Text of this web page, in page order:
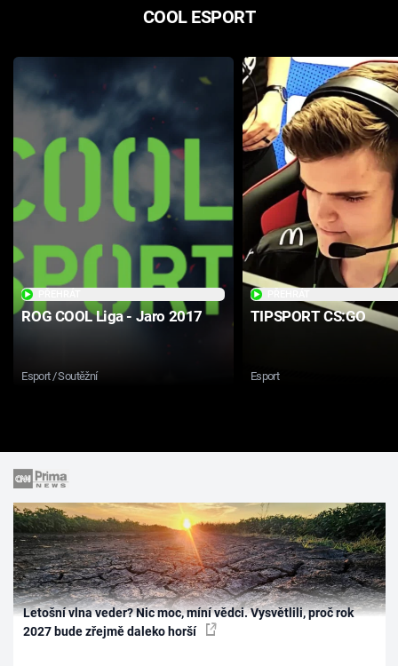
COOL ESPORT
ROG COOL Liga - Jaro 2017
Esport / Soutěžní
TIPSPORT CS:GO
Esport
Letošní vlna veder? Nic moc, míní vědci. Vysvětlili, proč rok
2027 bude zřejmě daleko horší